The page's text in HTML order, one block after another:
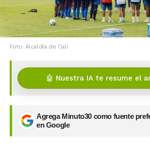
Foto: Alcaldía de Cali
🤖 Nuestra IA te resume el
Agrega Minuto30 como fuente
en Google